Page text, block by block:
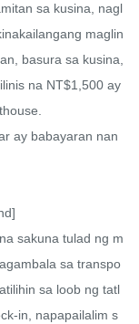
sa kusina, nagl
maglin
basura sa kusina,
na NT$1,500 ay
ay babayaran nan
sakuna tulad ng m
sa transpo
sa loob ng tatl
in, napapailalim s